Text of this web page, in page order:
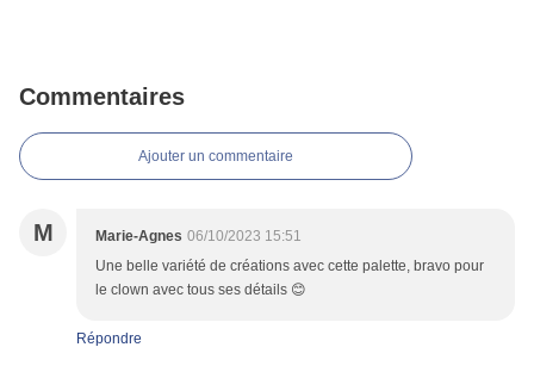
Commentaires
Ajouter un commentaire
M Marie-Agnes 06/10/2023 15:51
Une belle variété de créations avec cette palette, bravo pour
le clown avec tous ses détails 😊
Répondre